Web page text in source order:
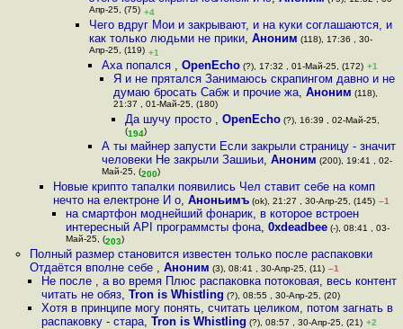
Апр-25, (75) +4
Чего вдруг Мои и закрывают, и на куки соглашаются, и
как только людьми не прики,Аноним (118), 17:36 , 30-
Апр-25, (119) +1
Аха попался , OpenEcho(?), 17:32 , 01-Май-25, (172) +1
Я и не прятался Занимаюсь скрапингом давно и не
думаю бросать Сабж и прочие жа, Аноним (118),
21:37 , 01-Май-25, (180)
Да шучу просто ,OpenEcho (?), 16:39 , 02-Май-25,
(194)
А ты майнер запусти Если закрыли страницу - значит
человеки Не закрыли Зашиьи, Аноним (200), 19:41 , 02-
Май-25, (200)
Новые крипто тапалки появились Чел ставит себе на комп
нечто на електроне И о,Аноньимъ (ok), 21:27 , 30-Апр-25, (145) –1
на смартфон моднейший фонарик, в которое встроен
интересный API программсты фона, 0xdeadbee(-), 08:41 , 03-
Май-25, (203)
Полный размер становится известен только после распаковки
Отдаётся вполне себе , Аноним (3), 08:41 , 30-Апр-25, (11) –1
Не после , а во время Плюс распаковка потоковая, весь контент
читать не обяз, Tron is Whistling (?), 08:55 , 30-Апр-25, (20)
Хотя в принципе могу понять, считать целиком, потом загнать в
распаковку - стара, Tron is Whistling (?), 08:57 , 30-Апр-25, (21) +2